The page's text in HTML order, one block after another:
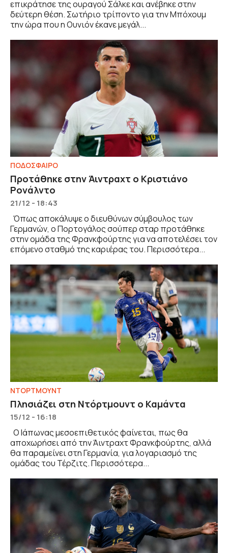
επικράτησε της ουραγού Σάλκε και ανέβηκε στην
δεύτερη θέση. Σωτήριο τρίποντο για την Μπόχουμ
την ώρα που η Ουνιόν έκανε μεγάλ...
ΠΟΔΟΣΦΑΙΡΟ
Προτάθηκε στην Άιντραχτ ο Κριστιάνο
Ρονάλντο
21/12 - 18:43
Όπως αποκάλυψε ο διευθύνων σύμβουλος των
Γερμανών, ο Πορτογάλος σούπερ σταρ προτάθηκε
στην ομάδα της Φρανκφούρτης για να αποτελέσει τον
επόμενο σταθμό της καριέρας του. Περισσότερα...
ΝΤΟΡΤΜΟΥΝΤ
Πλησιάζει στη Ντόρτμουντ ο Καμάντα
15/12 - 16:18
Ο Ιάπωνας μεσοεπιθετικός φαίνεται, πως θα
αποχωρήσει από την Άιντραχτ Φρανκφούρτης, αλλά
θα παραμείνει στη Γερμανία, για λογαριασμό της
ομάδας του Τέρζιτς. Περισσότερα...